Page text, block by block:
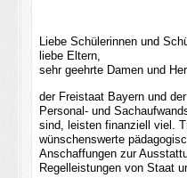
Liebe Schülerinnen und
liebe Eltern,
sehr geehrte Damen und
der Freistaat Bayern und
Personal- und
sind, leisten finanziell viel.
wünschenswerte
Anschaffungen zur
Regelleistungen von Staat